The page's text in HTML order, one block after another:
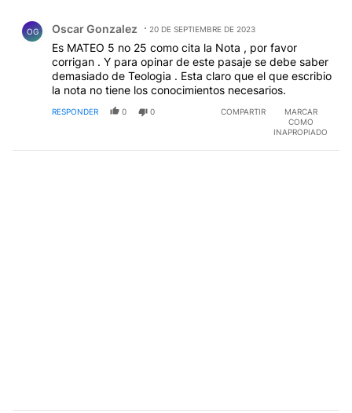
OG Oscar Gonzalez 20 DE SEPTIEMBRE DE 2023
Es MATEO 5 no 25 como cita la Nota , por favor
corrigan . Y para opinar de este pasaje se debe saber
demasiado de Teologia . Esta claro que el que escribio
la nota no tiene los conocimientos necesarios.
RESPONDER 0 0 COMPARTIR
MARCAR
COMO
INAPROPIADO